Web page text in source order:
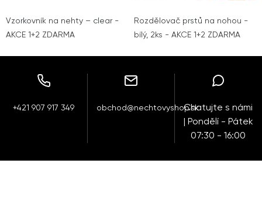
Vzorkovník na nehty – clear -
AKCE 1+2 ZDARMA
Rozdělovač prstů na nohou -
bílý, 2ks - AKCE 1+2 ZDARMA
+421 907 917 349 obchod@nechtovyshop.skChatujte s námi
| Pondělí - Pátek
07:30 - 16:00